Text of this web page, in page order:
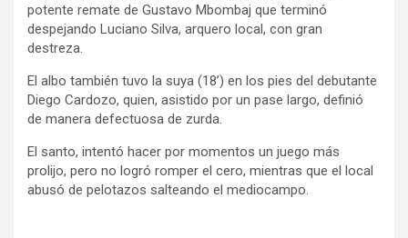
potente remate de Gustavo Mbombaj que terminó
despejando Luciano Silva, arquero local, con gran
destreza.
El albo también tuvo la suya (18’) en los pies del debutante
Diego Cardozo, quien, asistido por un pase largo, definió
de manera defectuosa de zurda.
El santo, intentó hacer por momentos un juego más
prolijo, pero no logró romper el cero, mientras que el local
abusó de pelotazos salteando el mediocampo.